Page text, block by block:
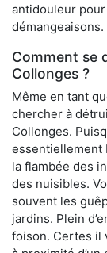
antidouleur
démangeaisons.
Comment se
Collonges ?
Même en tant
chercher à
Collonges.
essentiellement
la flambée des
des nuisibles.
souvent les
jardins. Plein
foison. Certes il